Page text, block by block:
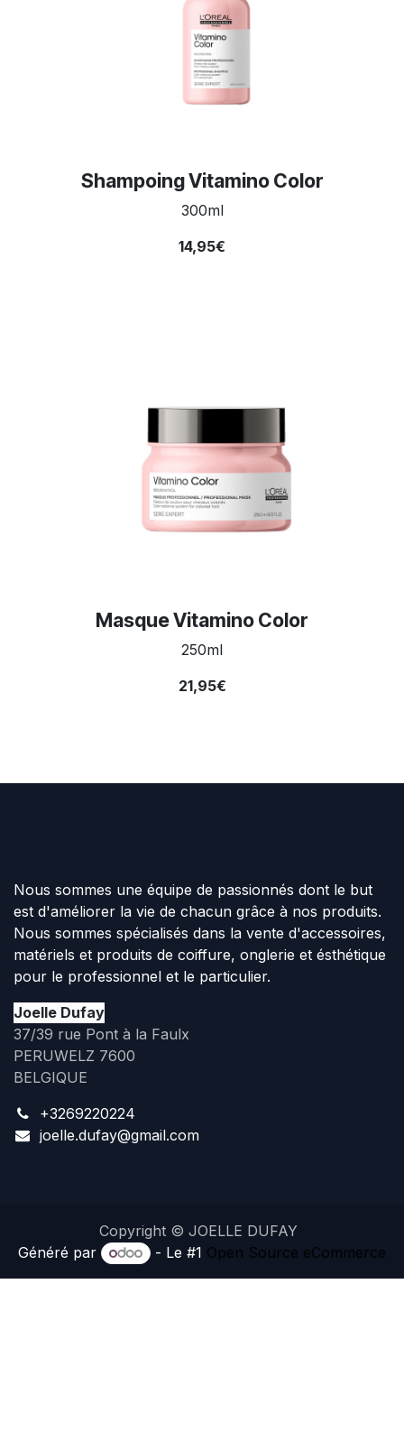
Shampoing Vitamino Color
300ml
14,95€
Masque Vitamino Color
250ml
21,95€
Nous sommes une équipe de passionnés dont le but
est d'améliorer la vie de chacun grâce à nos produits.
Nous sommes spécialisés dans la vente d'accessoires,
matériels et produits de coiffure, onglerie et ésthétique
pour le professionnel et le particulier.
Joelle Dufay
37/39 rue Pont à la Faulx
PERUWELZ 7600
BELGIQUE
+3269220224
joelle.dufay@gmail.com
Copyright © JOELLE DUFAY
Généré par
- Le #1 Open Source eCommerce